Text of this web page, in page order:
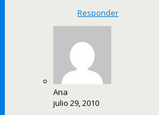
Responder
Ana
julio 29, 2010